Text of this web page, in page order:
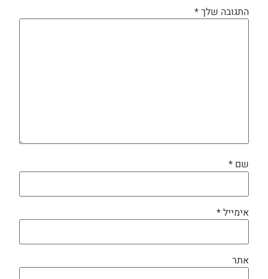
התגובה שלך*
שם *
אימייל*
אתר